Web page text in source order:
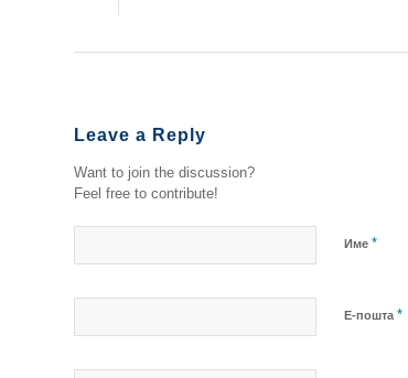
Leave a Reply
Want to join the discussion?
Feel free to contribute!
Име *
Е-пошта *